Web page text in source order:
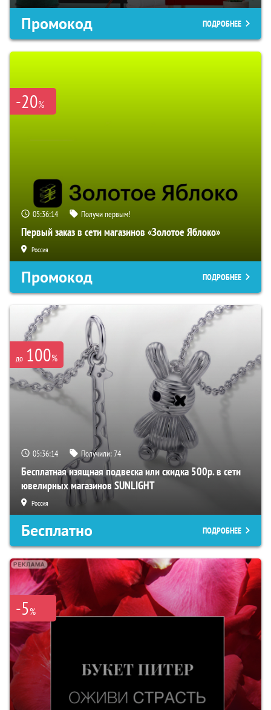
Промокод ПОДРОБНЕЕ
-20%
05:36:13 Получи первым!
Первый заказ в сети магазинов «Золотое Яблоко»
Россия
Промокод ПОДРОБНЕЕ
до 100%
05:36:13 Получили:74
Бесплатная изящная подвеска или скидка 500р. в сети
ювелирных магазинов SUNLIGHT
Россия
Бесплатно ПОДРОБНЕЕ
-5%